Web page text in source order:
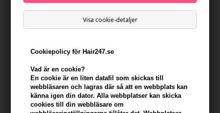
Visa cookie-detaljer
Cookiepolicy för Hair247.se
Vad är en cookie?
En cookie är en liten datafil som skickas till
webbläsaren och lagras där så att en webbplats kan
känna igen din dator. Alla webbplatser kan skicka
cookies till din webbläsare om
Ej i lager- Leveranstid: Ukendt arbetsdagar
Beskrivning Recensioner Tillverkare